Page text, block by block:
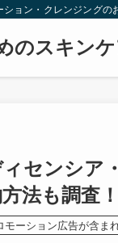
ション・クレンジングの
のスキン
センシア
法も調査！
モーション広告が含ま